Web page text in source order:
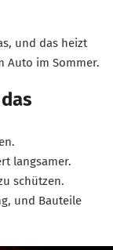
und das heizt
Auto im Sommer.
langsamer.
schützen.
und Bauteile